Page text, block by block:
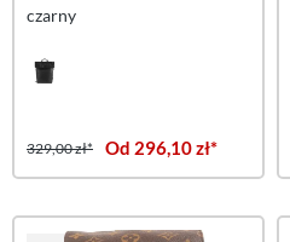
czarny
329,00 zł* Od 296,10 zł*